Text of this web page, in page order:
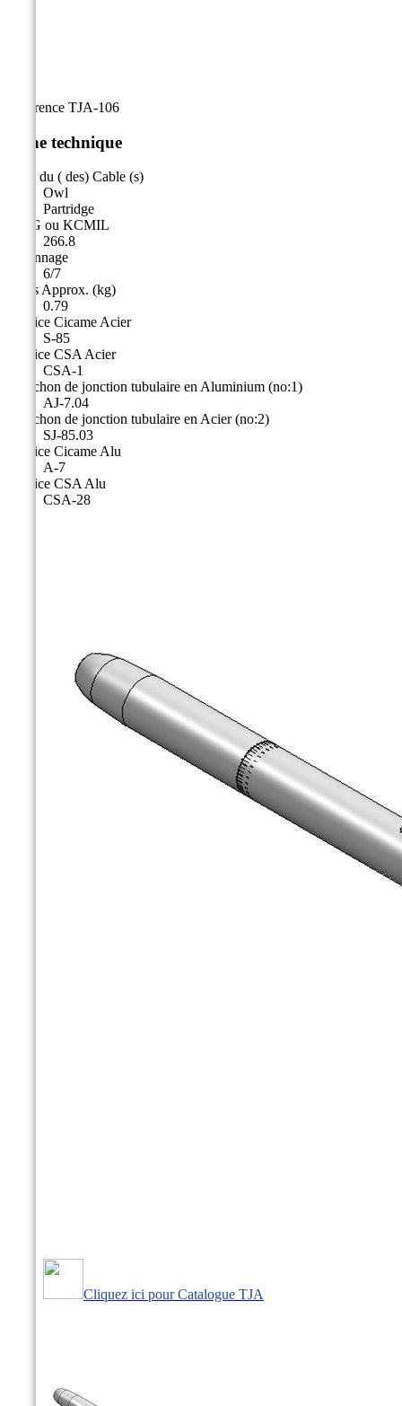
Référence TJA-106
Fiche technique
Nom du ( des) Cable (s)
Owl
Partridge
AWG ou KCMIL
266.8
Toronnage
6/7
Poids Approx. (kg)
0.79
Matrice Cicame Acier
S-85
Matrice CSA Acier
CSA-1
Manchon de jonction tubulaire en Aluminium (no:1)
AJ-7.04
Manchon de jonction tubulaire en Acier (no:2)
SJ-85.03
Matrice Cicame Alu
A-7
Matrice CSA Alu
CSA-28
Cliquez ici pour Catalogue TJA